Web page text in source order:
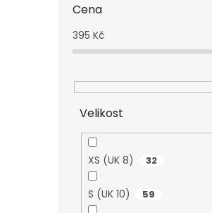
Cena
395 Kč
Velikost
XS (UK 8) 32
S (UK 10) 59